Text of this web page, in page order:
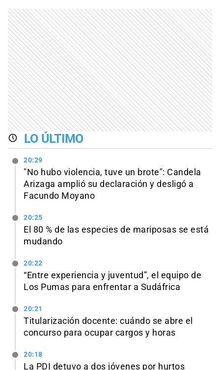
LO ÚLTIMO
20:29
"No hubo violencia, tuve un brote": Candela
Arizaga amplió su declaración y desligó a
Facundo Moyano
20:25
El 80 % de las especies de mariposas se está
mudando
20:22
“Entre experiencia y juventud”, el equipo de
Los Pumas para enfrentar a Sudáfrica
20:21
Titularización docente: cuándo se abre el
concurso para ocupar cargos y horas
20:18
La PDI detuvo a dos jóvenes por hurtos